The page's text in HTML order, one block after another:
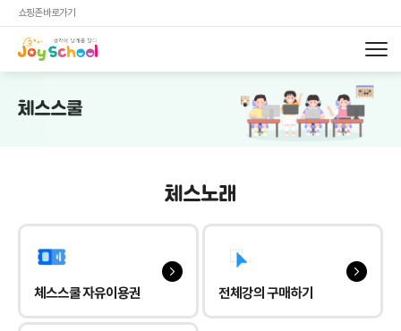
쇼핑존 바로가기
체스스쿨
체스노래
체스스쿨 자유이용권 전체강의 구매하기